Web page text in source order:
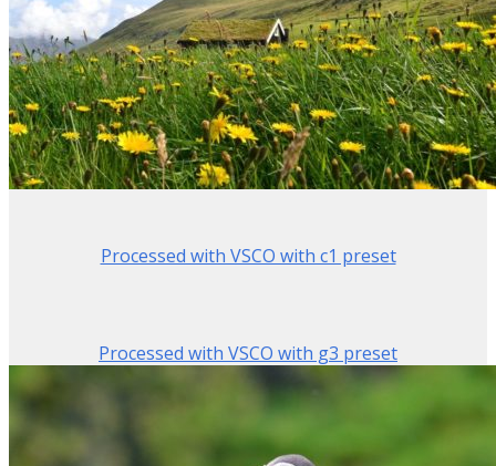
Processed with VSCO with c1 preset
Processed with VSCO with g3 preset